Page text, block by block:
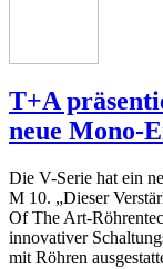
T+A
neue Mono-
Die V-Serie hat ein
M 10. „Dieser
Of The Art-
innovativer
mit Röhren